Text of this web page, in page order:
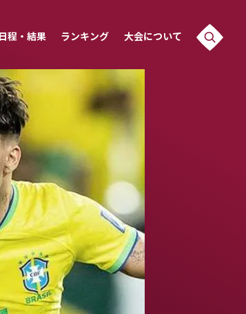
日程・結果 ランキング 大会について